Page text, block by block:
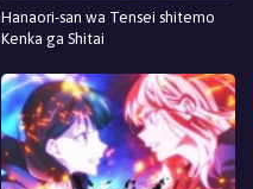
Hanaori-san wa Tensei shitemo
Kenka ga Shitai